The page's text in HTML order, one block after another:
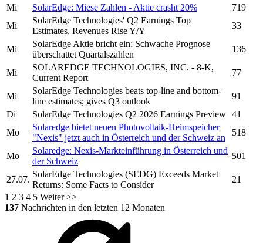
Mi
SolarEdge: Miese Zahlen - Aktie crasht 20%
719
Mi
SolarEdge Technologies' Q2 Earnings Top
Estimates, Revenues Rise Y/Y
33
Mi
SolarEdge Aktie bricht ein: Schwache Prognose
überschattet Quartalszahlen
136
Mi
SOLAREDGE TECHNOLOGIES, INC. - 8-K,
Current Report
77
Mi
SolarEdge Technologies beats top-line and bottom-
line estimates; gives Q3 outlook
91
Di
SolarEdge Technologies Q2 2026 Earnings Preview 41
Mo
Solaredge bietet neuen Photovoltaik-Heimspeicher
"Nexis" jetzt auch in Österreich und der Schweiz an
518
Mo
Solaredge: Nexis-Markteinführung in Österreich und
der Schweiz
501
27.07.
SolarEdge Technologies (SEDG) Exceeds Market
Returns: Some Facts to Consider
21
1 2 3 4 5 Weiter >>
137 Nachrichten in den letzten 12 Monaten